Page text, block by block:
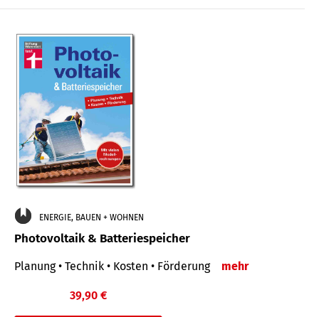
ENERGIE, BAUEN + WOHNEN
Photovoltaik & Batteriespeicher
Planung • Technik • Kosten • Förderung mehr
39,90 €